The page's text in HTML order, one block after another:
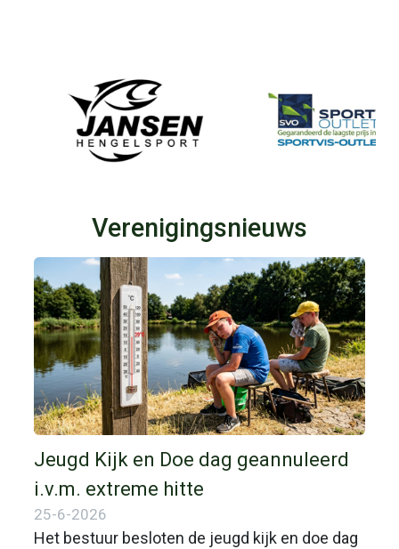
Verenigingsnieuws
Jeugd Kijk en Doe dag geannuleerd
i.v.m. extreme hitte
25-6-2026
Het bestuur besloten de jeugd kijk en doe dag